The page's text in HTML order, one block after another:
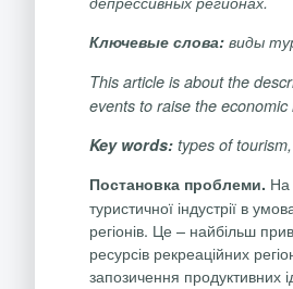
Ключевые слова: виды
This article is aboutthe
events to raise the
Key words: types of
Постановка проблеми. На
туристичної індустрії в
регіонів. Це – найбільш
ресурсів рекреаційних
запозичення продуктивних